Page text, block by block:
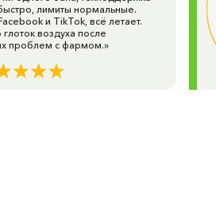
чем поставщик рекламных
экспертов, которая поможет
решение для арбитража, e-
кампаний.
своей рекламы уже сегодня
и начинайте зарабатывать на
лимиты нормальные.
и TikTok, всё летает.
воздуха после
проблем с фармом.»